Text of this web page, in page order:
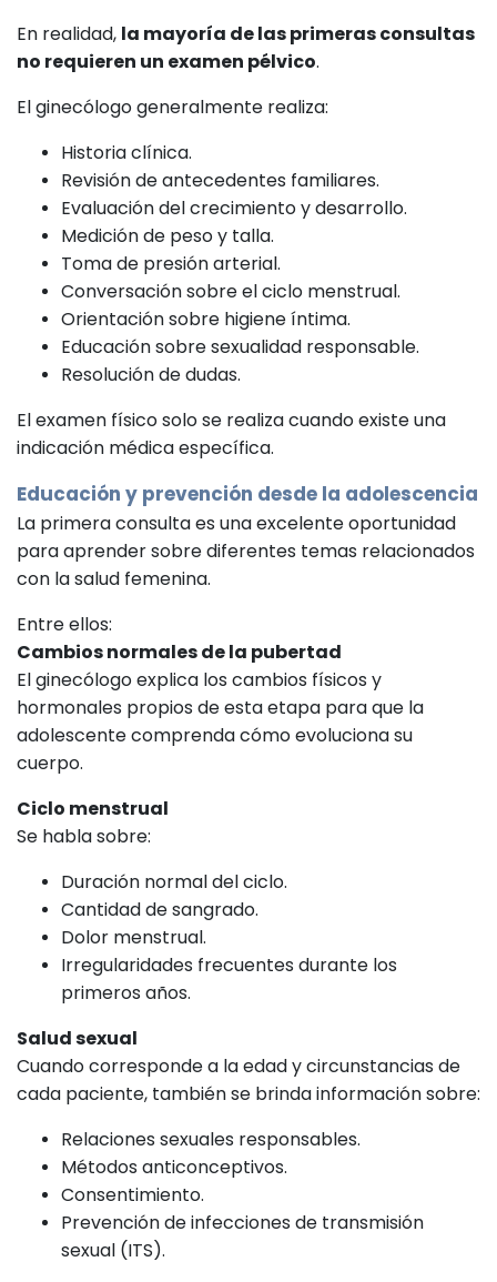
En realidad, la mayoría de las primeras consultas
no requieren un examen pélvico.
El ginecólogo generalmente realiza:
Historia clínica.
Revisión de antecedentes familiares.
Evaluación del crecimiento y desarrollo.
Medición de peso y talla.
Toma de presión arterial.
Conversación sobre el ciclo menstrual.
Orientación sobre higiene íntima.
Educación sobre sexualidad responsable.
Resolución de dudas.
El examen físico solo se realiza cuando existe una
indicación médica específica.
Educación y prevención desde la adolescencia
La primera consulta es una excelente oportunidad
para aprender sobre diferentes temas relacionados
con la salud femenina.
Entre ellos:
Cambios normales de la pubertad
El ginecólogo explica los cambios físicos y
hormonales propios de esta etapa para que la
adolescente comprenda cómo evoluciona su
cuerpo.
Ciclo menstrual
Se habla sobre:
Duración normal del ciclo.
Cantidad de sangrado.
Dolor menstrual.
Irregularidades frecuentes durante los
primeros años.
Salud sexual
Cuando corresponde a la edad y circunstancias de
cada paciente, también se brinda información sobre:
Relaciones sexuales responsables.
Métodos anticonceptivos.
Consentimiento.
Prevención de infecciones de transmisión
sexual (ITS).